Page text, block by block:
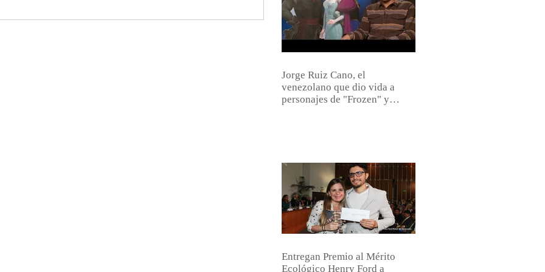
Jorge Ruiz Cano, el
venezolano que dio vida a
personajes de "Frozen" y
Entregan Premio al Mérito
Ecológico Henry Ford a